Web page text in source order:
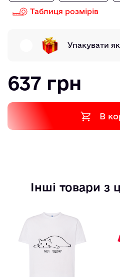
Таблиця розмірів
Упакувати
637 грн
В
Інші товари з